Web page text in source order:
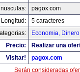
pagox.com
Longitud:
5 caracteres
Economia,
Precio:
Realizar una
Visitar!
pagox.com
Serán consideradas